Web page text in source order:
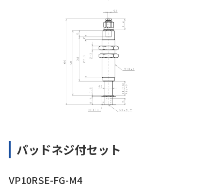
パッドネジ付セット
VP10RSE-FG-M4